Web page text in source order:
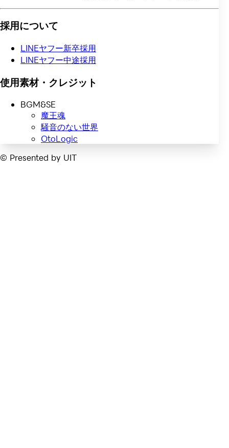
採用について
LINEヤフー新卒採用
LINEヤフー中途採用
使用素材・クレジット
BGM&SE
魔王魂
騒音のない世界
OtoLogic
© Presented by UIT